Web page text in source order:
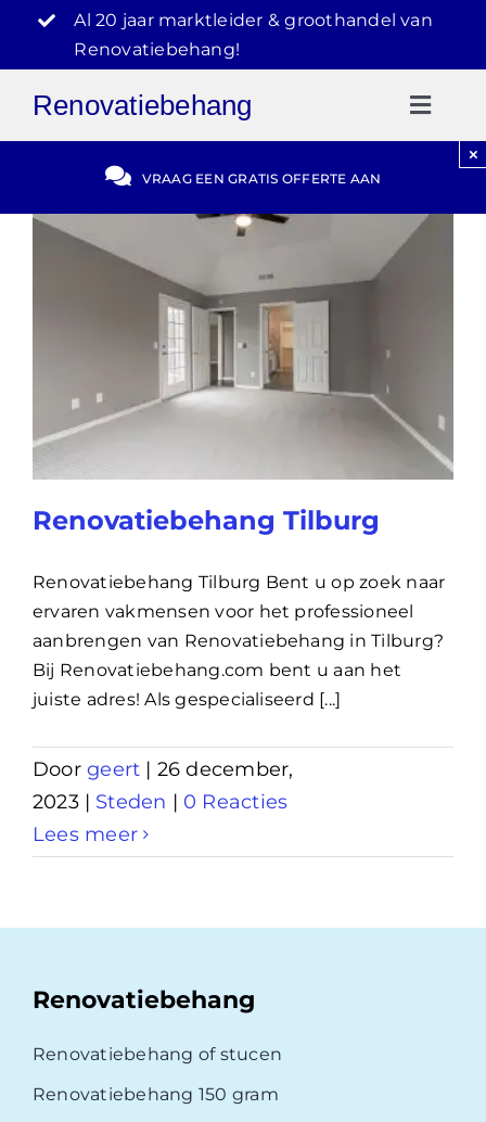
inhoud
Al 20 jaar marktleider & groothandel van
Renovatiebehang!
Renovatiebehang
Gratis Offerte
VRAAG EEN GRATIS OFFERTE AAN
×
Renovatiebehang Tilburg
Renovatiebehang Tilburg Bent u op zoek naar
ervaren vakmensen voor het professioneel
aanbrengen van Renovatiebehang in Tilburg?
Bij Renovatiebehang.com bent u aan het
juiste adres! Als gespecialiseerd [...]
Doorgeert | 26 december,
2023 | Steden | 0 Reacties
Lees meer
Renovatiebehang
Renovatiebehang of stucen
Renovatiebehang 150 gram